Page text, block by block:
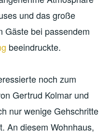
und das große
Gäste bei passendem
beeindruckte.
noch zum
Gertrud Kolmar und
nur wenige Gehschritte
An diesem Wohnhaus,